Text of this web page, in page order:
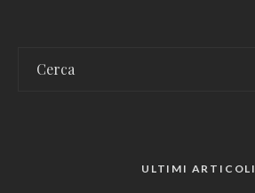
ULTIMI ARTICOLI